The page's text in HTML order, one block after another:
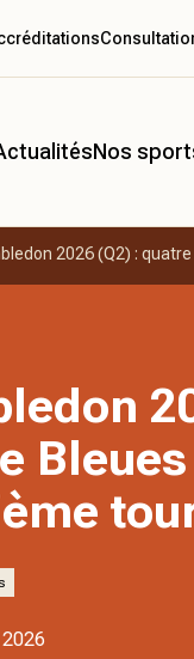
Nos
2026 (Q2) :